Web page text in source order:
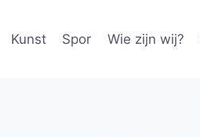
Kunst Spor Wie zijn wij?